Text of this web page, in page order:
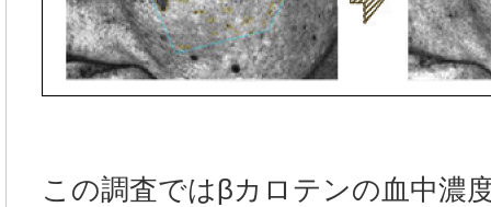
この調査ではβカロテンの血中濃